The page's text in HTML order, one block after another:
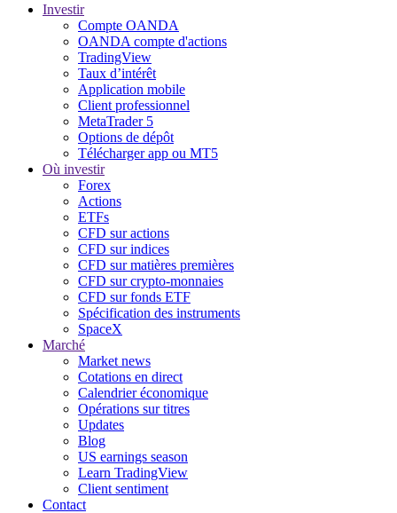
Investir
Compte OANDA
OANDA compte d'actions
TradingView
Taux d’intérêt
Application mobile
Client professionnel
MetaTrader 5
Options de dépôt
Télécharger app ou MT5
Où investir
Forex
Actions
ETFs
CFD sur actions
CFD sur indices
CFD sur matières premières
CFD sur crypto-monnaies
CFD sur fonds ETF
Spécification des instruments
SpaceX
Marché
Market news
Cotations en direct
Calendrier économique
Opérations sur titres
Updates
Blog
US earnings season
Learn TradingView
Client sentiment
Contact